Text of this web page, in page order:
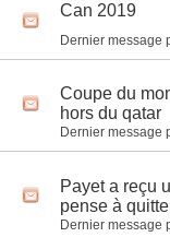
Can 2019
Dernier message
Coupe du
hors du qatar
Dernier message
Payet a reçu
pense à
Dernier message